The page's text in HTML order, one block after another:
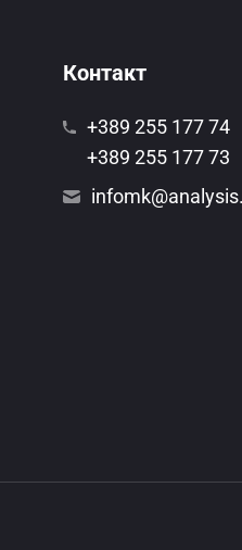
Контакт
+389 255 177 74
+389 255 177 73